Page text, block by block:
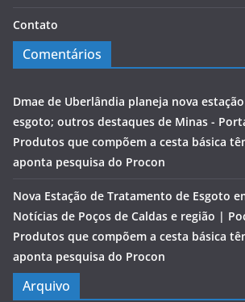
Contato
Comentários
Dmae de Uberlândia planeja nova
esgoto; outros destaques de Minas -
Produtos que compõem a cesta básica
aponta pesquisa do Procon
Nova Estação de Tratamento de Esgoto
Notícias de Poços de Caldas e região |
Produtos que compõem a cesta básica
aponta pesquisa do Procon
Arquivo